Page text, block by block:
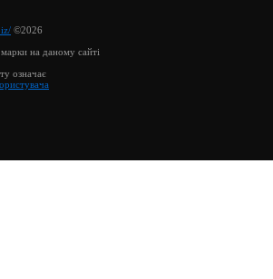
©2026
на даному сайті
означає